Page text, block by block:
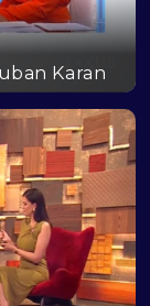
Karan